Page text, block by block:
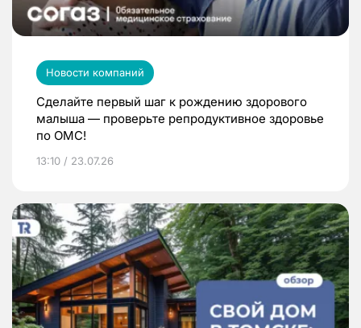
Новости компаний
Сделайте первый шаг к рождению здорового
малыша — проверьте репродуктивное здоровье
по ОМС!
13:10 / 23.07.26